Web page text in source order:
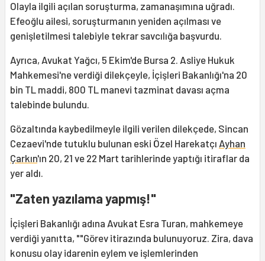
Olayla ilgili açılan soruşturma, zamanaşımına uğradı.
Efeoğlu ailesi, soruşturmanın yeniden açılması ve
genişletilmesi talebiyle tekrar savcılığa başvurdu.
Ayrıca, Avukat Yağcı, 5 Ekim'de Bursa 2. Asliye Hukuk
Mahkemesi'ne verdiği dilekçeyle, İçişleri Bakanlığı'na 20
bin TL maddi, 800 TL manevi tazminat davası açma
talebinde bulundu.
Gözaltında kaybedilmeyle ilgili verilen dilekçede, Sincan
Cezaevi'nde tutuklu bulunan eski Özel Harekatçı Ayhan
Çarkın'ın 20, 21 ve 22 Mart tarihlerinde yaptığı itiraflar da
yer aldı.
"Zaten yazılama yapmış!"
İçişleri Bakanlığı adına Avukat Esra Turan, mahkemeye
verdiği yanıtta, ""Görev itirazında bulunuyoruz. Zira, dava
konusu olay idarenin eylem ve işlemlerinden